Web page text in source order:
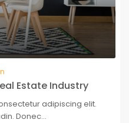
Estate Industry
adipiscing elit.
Donec...